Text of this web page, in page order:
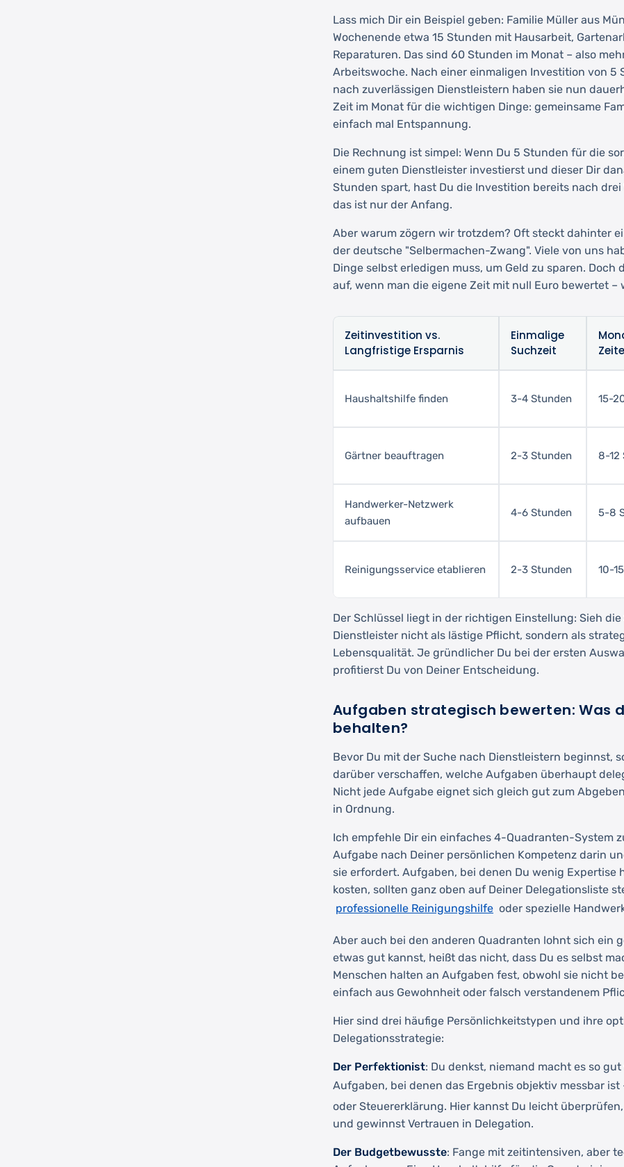
Lass mich Dir ein Beispiel geben: Familie Müller aus
Wochenende etwa 15 Stunden mit Hausarbeit,
Reparaturen. Das sind 60 Stunden im Monat – also
Arbeitswoche. Nach einer einmaligen Investition von 5
nach zuverlässigen Dienstleistern haben sie nun
Zeit im Monat für die wichtigen Dinge: gemeinsame
einfach mal Entspannung.
Die Rechnung ist simpel: Wenn Du 5 Stunden für die
einem guten Dienstleister investierst und dieser Dir
Stunden spart, hast Du die Investition bereits nach drei
das ist nur der Anfang.
Aber warum zögern wir trotzdem? Oft steckt dahinter
der deutsche "Selbermachen-Zwang". Viele von uns
Dinge selbst erledigen muss, um Geld zu sparen. Doch
auf, wenn man die eigene Zeit mit null Euro bewertet –
Zeitinvestition vs.
Langfristige Ersparnis
Einmalige
Suchzeit
Haushaltshilfe finden 3-4 Stunden 15-
Gärtner beauftragen 2-3 Stunden 8-12
Handwerker-Netzwerk
aufbauen
4-6 Stunden 5-8
Reinigungsservice etablieren 2-3 Stunden 10-
Der Schlüssel liegt in der richtigen Einstellung: Sieh
Dienstleister nicht als lästige Pflicht, sondern als
Lebensqualität. Je gründlicher Du bei der ersten
profitierst Du von Deiner Entscheidung.
Aufgaben strategisch bewerten: Was
behalten?
Bevor Du mit der Suche nach Dienstleistern beginnst,
darüber verschaffen, welche Aufgaben überhaupt
Nicht jede Aufgabe eignet sich gleich gut zum
in Ordnung.
Ich empfehle Dir ein einfaches 4-Quadranten-System
Aufgabe nach Deiner persönlichen Kompetenz darin
sie erfordert. Aufgaben, bei denen Du wenig Expertise
kosten, sollten ganz oben auf Deiner Delegationsliste
professionelle Reinigungshilfe oder spezielle
Aber auch bei den anderen Quadranten lohnt sich ein
etwas gut kannst, heißt das nicht, dass Du es selbst
Menschen halten an Aufgaben fest, obwohl sie nicht
einfach aus Gewohnheit oder falsch verstandenem
Hier sind drei häufige Persönlichkeitstypen und ihre
Delegationsstrategie:
Der Perfektionist: Du denkst, niemand macht es so
Aufgaben, bei denen das Ergebnis objektiv messbar ist
oder Steuererklärung. Hier kannst Du leicht
und gewinnst Vertrauen in Delegation.
Der Budgetbewusste: Fange mit zeitintensiven, aber